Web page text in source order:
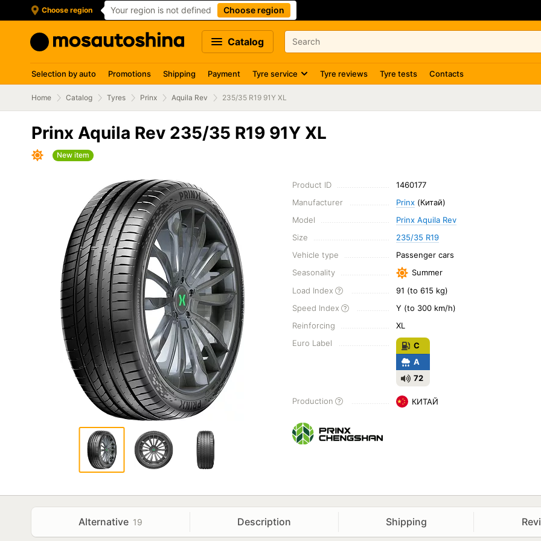
Choose region Your region is not defined Choose region
Catalog
Selection by auto Promotions Shipping Payment Tyre service Tyre reviews Tyre tests Contacts
Home Catalog Tyres Prinx Aquila Rev 235/35 R19 91Y XL
Prinx Aquila Rev 235/35 R19 91Y XL
New item
Product ID
1460177
Manufacturer
Prinx(Китай)
Model
Prinx Aquila Rev
Size
235/35 R19
Vehicle type
Passenger cars
Seasonality
Summer
Load Index
91 (to 615 kg)
Speed Index
Y (to 300 km/h)
Reinforcing
XL
Euro Label
C
A
72
Production КИТАЙ
Alternative 19 Description Shipping